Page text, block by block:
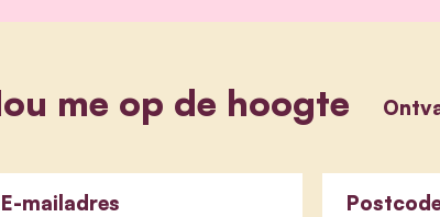
me op de hoogte
E-mailadres